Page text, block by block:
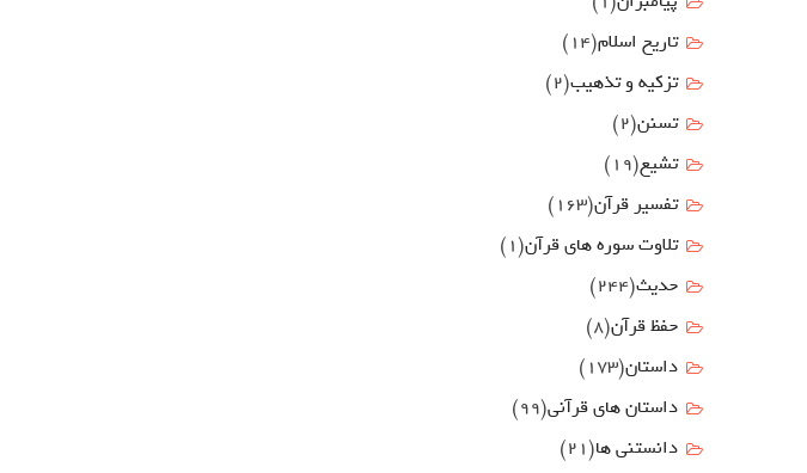
تاریخ اسلام(14)
تزکیه و تذهیب(2)
تسنن(2)
تشیع(19)
تفسیر قرآن(163)
تلاوت سوره های قرآن(1)
حدیث(244)
حفظ قرآن(8)
داستان(173)
داستان های قرآنی(99)
دانستنی ها(21)